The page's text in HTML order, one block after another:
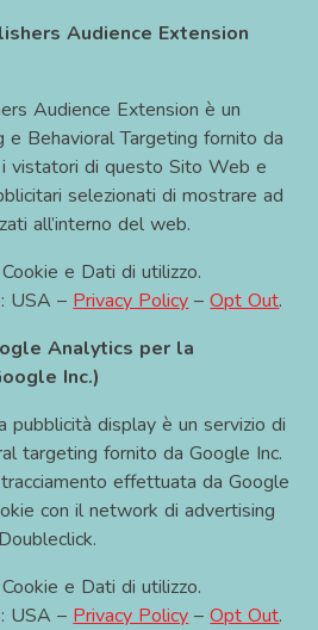
Audience Extension
Audience Extension è un
e Behavioral Targeting fornito da
i vistatori di questo Sito Web e
selezionati di mostrare ad
all’interno del web.
e Dati di utilizzo.
USA – Privacy Policy –Opt Out.
Analytics per la
Inc.)
pubblicità display è un servizio di
targeting fornito da Google Inc.
effettuata da Google
con il network di advertising
e Dati di utilizzo.
USA – Privacy Policy –Opt Out.